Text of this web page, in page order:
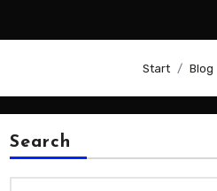
Start Blog
Search